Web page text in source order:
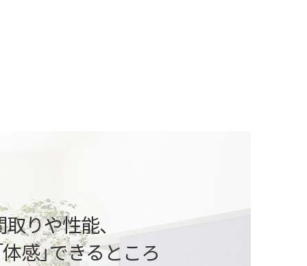
住宅ローンなどの資金計画まで、
たします。
りや性能、
感」できるところ